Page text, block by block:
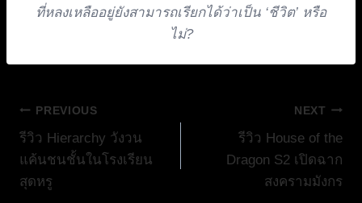
ที่หลงเหลืออยู่ยังสามารถเรียกได้ว่าเป็น ‘ชีวิต’ หรือ
ไม่?
แนะแนว
เรื่อง
PREVIOUS
รีวิว Hierarchy วังวน
แค้นชนชั้นในโรงเรียน
สุดหรู
NEXT
รีวิว House of the
Dragon S2 เปิดฉาก
สงครามมังกร